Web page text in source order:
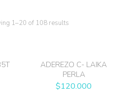
1–20 of 108 results
ADEREZO C- LAIKA
PERLA
$120.000